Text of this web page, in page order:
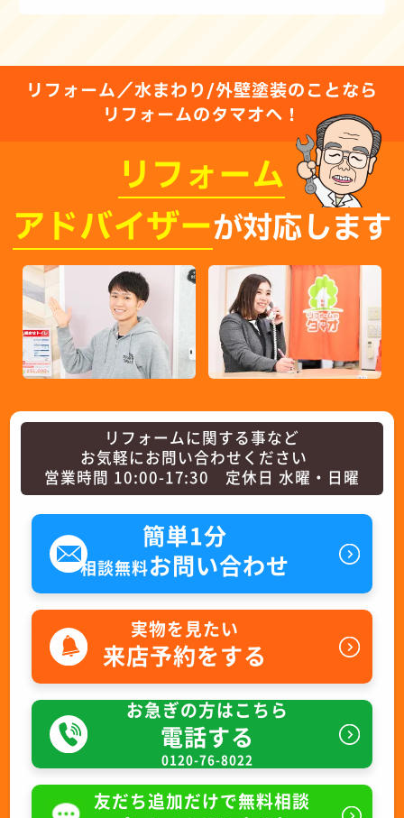
リフォーム／水まわり/外壁塗装のことなら
リフォームのタマオへ！
リフォーム
アドバイザーが対応します
リフォームに関する事など
お気軽にお問い合わせください
営業時間 10:00-17:30 定休日 水曜・日曜
簡単1分
相談無料お問い合わせ
実物を見たい
来店予約をする
お急ぎの方はこちら
電話する
0120-76-8022
友だち追加だけで無料相談